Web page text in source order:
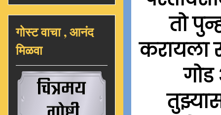
तो
करायला
गोस्ट वाचा , आनंद
मिळवा